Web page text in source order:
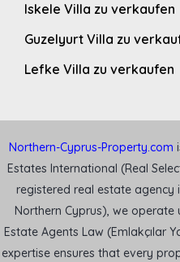
Iskele Villa zu verkaufen
Guzelyurt Villa zu
Lefke Villa zu verkaufen
Northern-Cyprus-Property.com
Estates International (Real
registered real estate agency
Northern Cyprus), we
Estate Agents Law (Emlakçılar
expertise ensures that every